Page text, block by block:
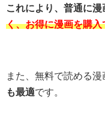
これにより、普通に
く、お得に漫画を購入
また、無料で読める漫
も最適です。